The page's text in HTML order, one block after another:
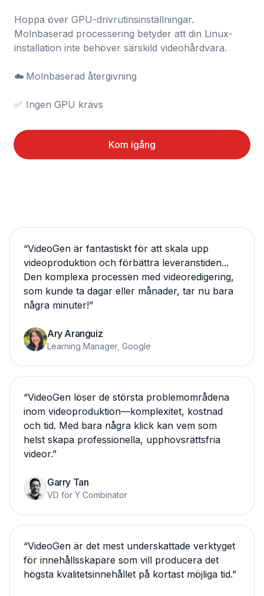
Hoppa över GPU-drivrutinsinställningar.
Molnbaserad processering betyder att din Linux-
installation inte behöver särskild videohårdvara.
☁️	Molnbaserad återgivning
✅	Ingen GPU krävs
Kom igång
“VideoGen är fantastiskt för att skala upp
videoproduktion och förbättra leveranstiden...
Den komplexa processen med videoredigering,
som kunde ta dagar eller månader, tar nu bara
några minuter!”
Ary Aranguiz
Learning Manager, Google
“VideoGen löser de största problemområdena
inom videoproduktion—komplexitet, kostnad
och tid. Med bara några klick kan vem som
helst skapa professionella, upphovsrättsfria
videor.”
Garry Tan
VD för Y Combinator
“VideoGen är det mest underskattade verktyget
för innehållsskapare som vill producera det
högsta kvalitetsinnehållet på kortast möjliga tid.”